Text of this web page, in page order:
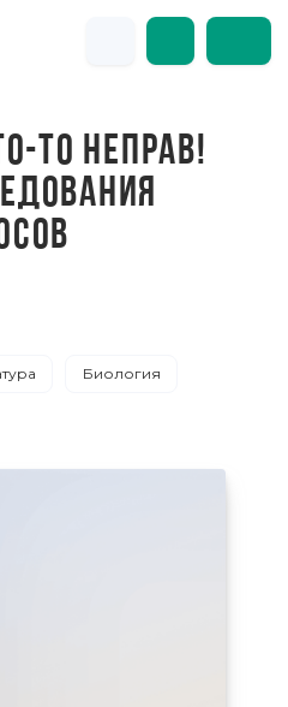
ТО НЕПРАВ!
Биология